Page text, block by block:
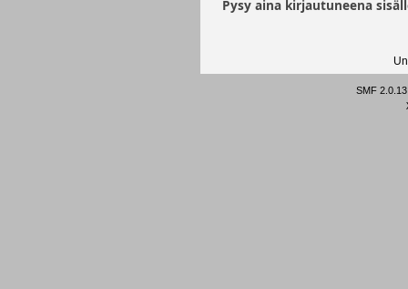
Pysy aina kirjautuneena
SMF 2.0.13